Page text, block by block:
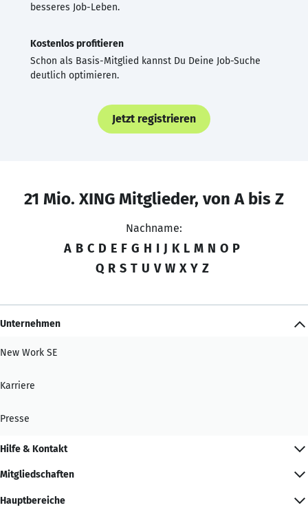
besseres Job-Leben.
Kostenlos profitieren
Schon als Basis-Mitglied kannst Du Deine Job-Suche
deutlich optimieren.
Jetzt registrieren
21 Mio. XING Mitglieder, von A bis Z
Nachname:
A B C D E F G H I J K L M N O P
Q R S T U V W X Y Z
Unternehmen
New Work SE
Karriere
Presse
Hilfe & Kontakt
Mitgliedschaften
Hauptbereiche